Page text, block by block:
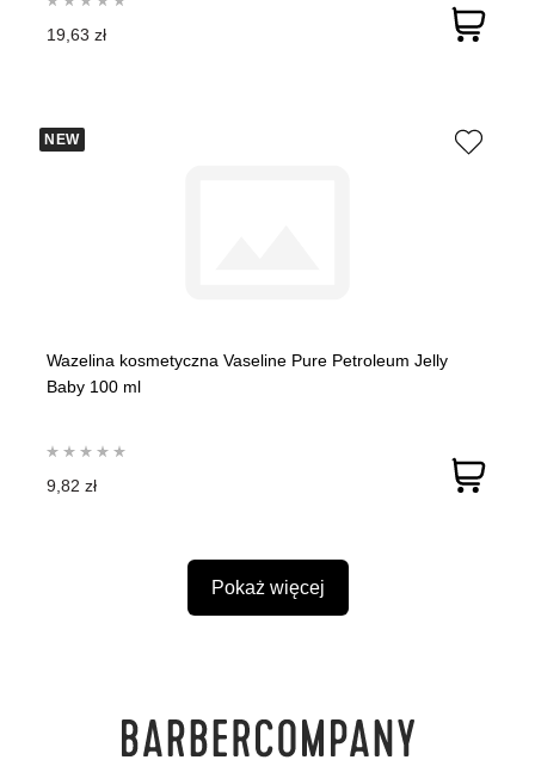
19,63 zł
NEW
Wazelina kosmetyczna Vaseline Pure Petroleum Jelly
Baby 100 ml
9,82 zł
Pokaż więcej